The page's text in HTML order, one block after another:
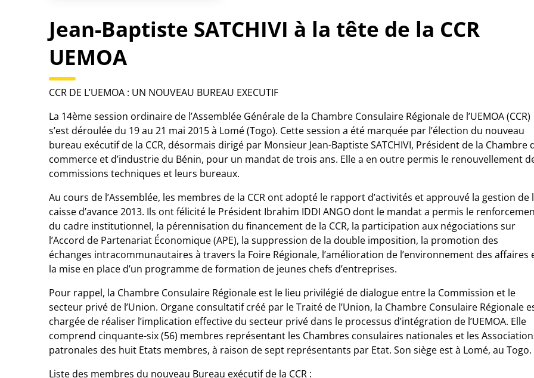
Jean-Baptiste SATCHIVI à la tête de la CCR
UEMOA
CCR DE L’UEMOA : UN NOUVEAU BUREAU EXECUTIF
La 14ème session ordinaire de l’Assemblée Générale de la Chambre Consulaire Régionale de l’UEMOA (CCR)
s’est déroulée du 19 au 21 mai 2015 à Lomé (Togo). Cette session a été marquée par l’élection du nouveau
bureau exécutif de la CCR, désormais dirigé par Monsieur Jean-Baptiste SATCHIVI, Président de la Chambre
commerce et d’industrie du Bénin, pour un mandat de trois ans. Elle a en outre permis le renouvellement
commissions techniques et leurs bureaux.
Au cours de l’Assemblée, les membres de la CCR ont adopté le rapport d’activités et approuvé la gestion de
caisse d’avance 2013. Ils ont félicité le Président Ibrahim IDDI ANGO dont le mandat a permis le
du cadre institutionnel, la pérennisation du financement de la CCR, la participation aux négociations sur
l’Accord de Partenariat Économique (APE), la suppression de la double imposition, la promotion des
échanges intracommunautaires à travers la Foire Régionale, l’amélioration de l’environnement des affaires
la mise en place d’un programme de formation de jeunes chefs d’entreprises.
Pour rappel, la Chambre Consulaire Régionale est le lieu privilégié de dialogue entre la Commission et le
secteur privé de l’Union. Organe consultatif créé par le Traité de l’Union, la Chambre Consulaire Régionale
chargée de réaliser l’implication effective du secteur privé dans le processus d’intégration de l’UEMOA. Elle
comprend cinquante-six (56) membres représentant les Chambres consulaires nationales et les
patronales des huit Etats membres, à raison de sept représentants par Etat. Son siège est à Lomé, au Togo.
Liste des membres du nouveau Bureau exécutif de la CCR :